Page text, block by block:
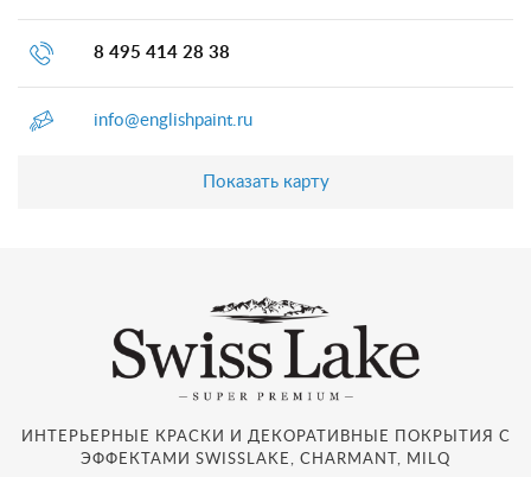
8 495 414 28 38
info@englishpaint.ru
Показать карту
ИНТЕРЬЕРНЫЕ КРАСКИ И ДЕКОРАТИВНЫЕ ПОКРЫТИЯ С
ЭФФЕКТАМИ SWISSLAKE, CHARMANT, MILQ